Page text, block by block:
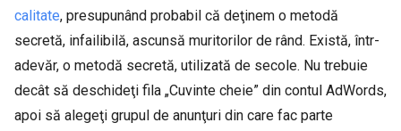
calitate, presupunând probabil că deţinem o metodă
secretă, infailibilă, ascunsă muritorilor de rând. Există, într-
adevăr, o metodă secretă, utilizată de secole. Nu trebuie
decât să deschideţi fila „Cuvinte cheie” din contul AdWords,
apoi să alegeţi grupul de anunţuri din care fac parte